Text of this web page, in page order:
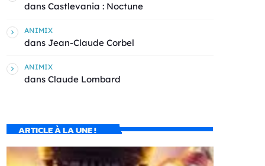
dans Castlevania : Noctune
ANIMIX
dans Jean-Claude Corbel
ANIMIX
dans Claude Lombard
ARTICLE À LA UNE !